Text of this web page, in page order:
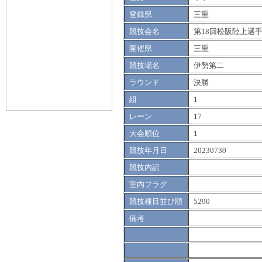
登録県
三重
競技会名
第18回松阪陸上選
開催県
三重
競技場名
伊勢第二
ラウンド
決勝
組
1
レーン
17
大会順位
1
競技年月日
20230730
競技内訳
室内フラグ
競技種目並び順
5290
備考